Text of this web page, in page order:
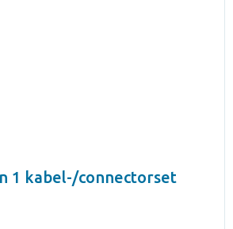
1 kabel-/connectorset